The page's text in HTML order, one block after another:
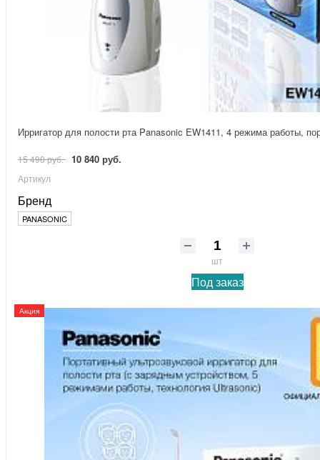
Ирригатор для полости рта Panasonic EW1411, 4 режима работы,
15 490 руб. 10 840 руб.
Артикул
Бренд
PANASONIC
шт
Под заказ
Акция